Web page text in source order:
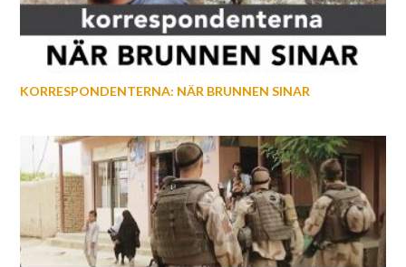
KORRESPONDENTERNA: NÄR BRUNNEN SINAR